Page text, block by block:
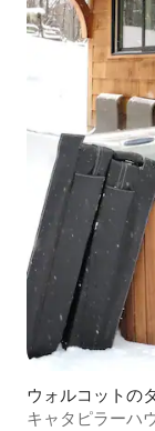
ウォルコットの
キャタピラーハ